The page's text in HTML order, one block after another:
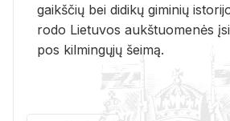
gaikš­čių bei di­di­kų gi­mi­nių
ro­do Lie­tu­vos aukš­tuo­me­nės
pos kil­min­gų­jų šei­mą.